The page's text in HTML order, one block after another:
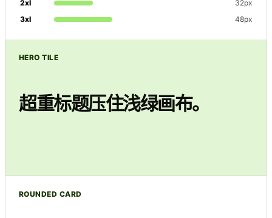
2xl
32px
3xl
48px
HERO TILE
超重标题压住浅绿画布。
ROUNDED CARD